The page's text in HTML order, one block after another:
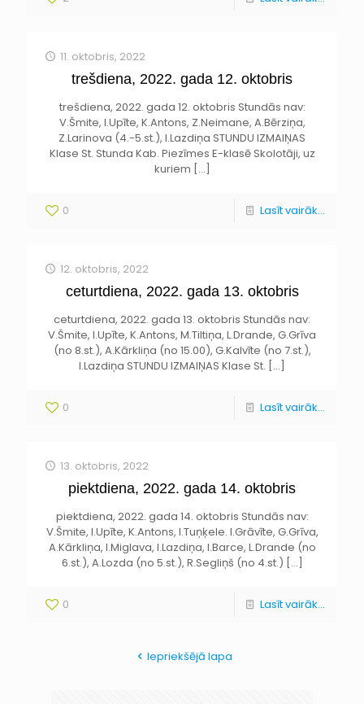
11. oktobris, 2022
trešdiena, 2022. gada 12. oktobris
trešdiena, 2022. gada 12. oktobris Stundās nav:
V.Šmite, I.Upīte, K.Antons, Z.Neimane, A.Bērziņa,
Z.Larinova (4.-5.st.), I.Lazdiņa STUNDU IZMAIŅAS
Klase St. Stunda Kab. Piezīmes E-klasē Skolotāji, uz
kuriem […]
0 Lasīt vairāk...
12. oktobris, 2022
ceturtdiena, 2022. gada 13. oktobris
ceturtdiena, 2022. gada 13. oktobris Stundās nav:
V.Šmite, I.Upīte, K.Antons, M.Tiltiņa, L.Drande, G.Grīva
(no 8.st.), A.Kārkliņa (no 15.00), G.Kalvīte (no 7.st.),
I.Lazdiņa STUNDU IZMAIŅAS Klase St. […]
0 Lasīt vairāk...
13. oktobris, 2022
piektdiena, 2022. gada 14. oktobris
piektdiena, 2022. gada 14. oktobris Stundās nav:
V.Šmite, I.Upīte, K.Antons, I.Tuņķele. I.Grāvīte, G.Grīva,
A.Kārkliņa, I.Miglava, I.Lazdiņa, I.Barce, L.Drande (no
6.st.), A.Lozda (no 5.st.), R.Segliņš (no 4.st.) […]
0 Lasīt vairāk...
Iepriekšējā lapa